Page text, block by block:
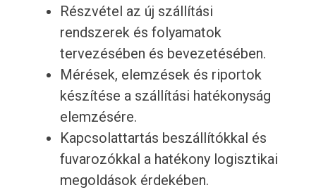
Részvétel az új szállítási
rendszerek és folyamatok
tervezésében és bevezetésében.
Mérések, elemzések és riportok
készítése a szállítási hatékonyság
elemzésére.
Kapcsolattartás beszállítókkal és
fuvarozókkal a hatékony logisztikai
megoldások érdekében.